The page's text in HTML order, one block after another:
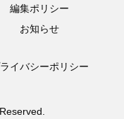
編集ポリシー
お知らせ
イバシーポリシー